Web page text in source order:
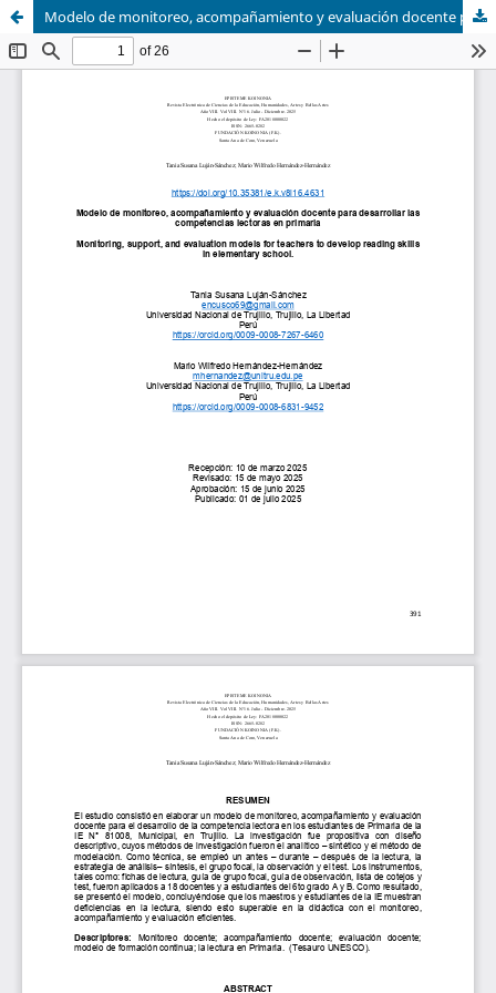
Modelo de monitoreo, acompañamiento y evaluación docente para desarrollar las competencias lectoras en primaria